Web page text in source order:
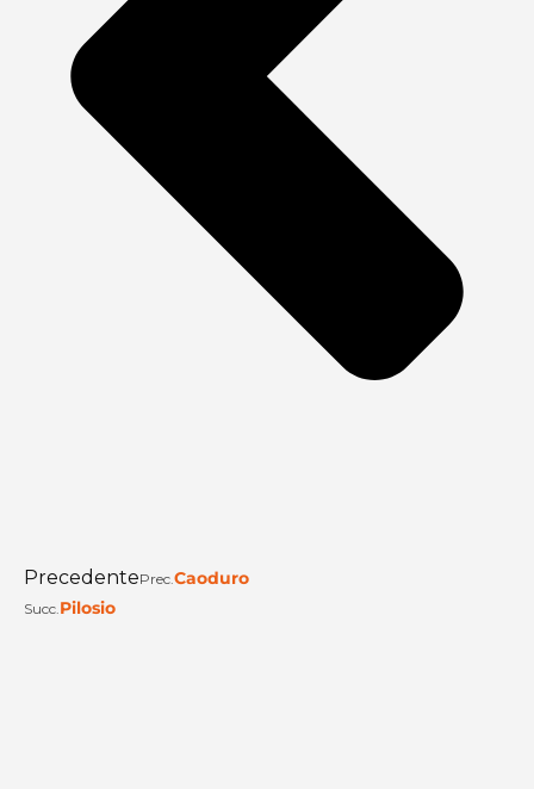
PrecedentePrec.Caoduro
Succ.Pilosio